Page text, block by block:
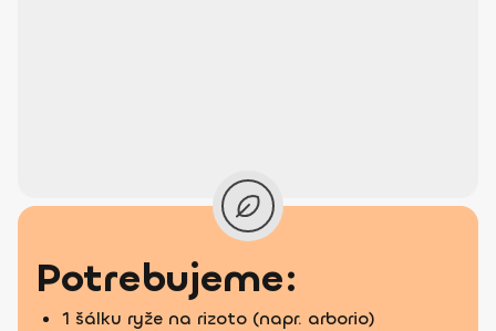
Potrebujeme:
1 šálku ryže na rizoto (napr. arborio)